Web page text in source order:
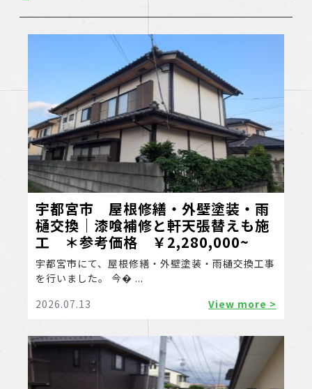
宇都宮市 屋根修繕・外壁塗装・雨
樋交換｜漆喰補修と軒天張替えも施
工 ＊参考価格 ￥2,280,000~
宇都宮市にて、屋根修繕・外壁塗装・雨樋交換工事
を行いました。 今� ...
2026.07.13
View more >